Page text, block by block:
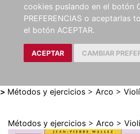
cookies puslando en el botón
PREFERENCIAS o aceptarlas
el botón ACEPTAR.
ACEPTAR CAMBIAR
> Métodos y ejercicios > Arco >
Métodos y ejercicios > Arco >